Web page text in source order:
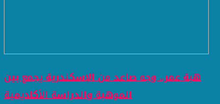
هبة عمر.. وجه صاعد من الإسكندرية يجمع بين
الموهبة والدراسة الأكاديمية